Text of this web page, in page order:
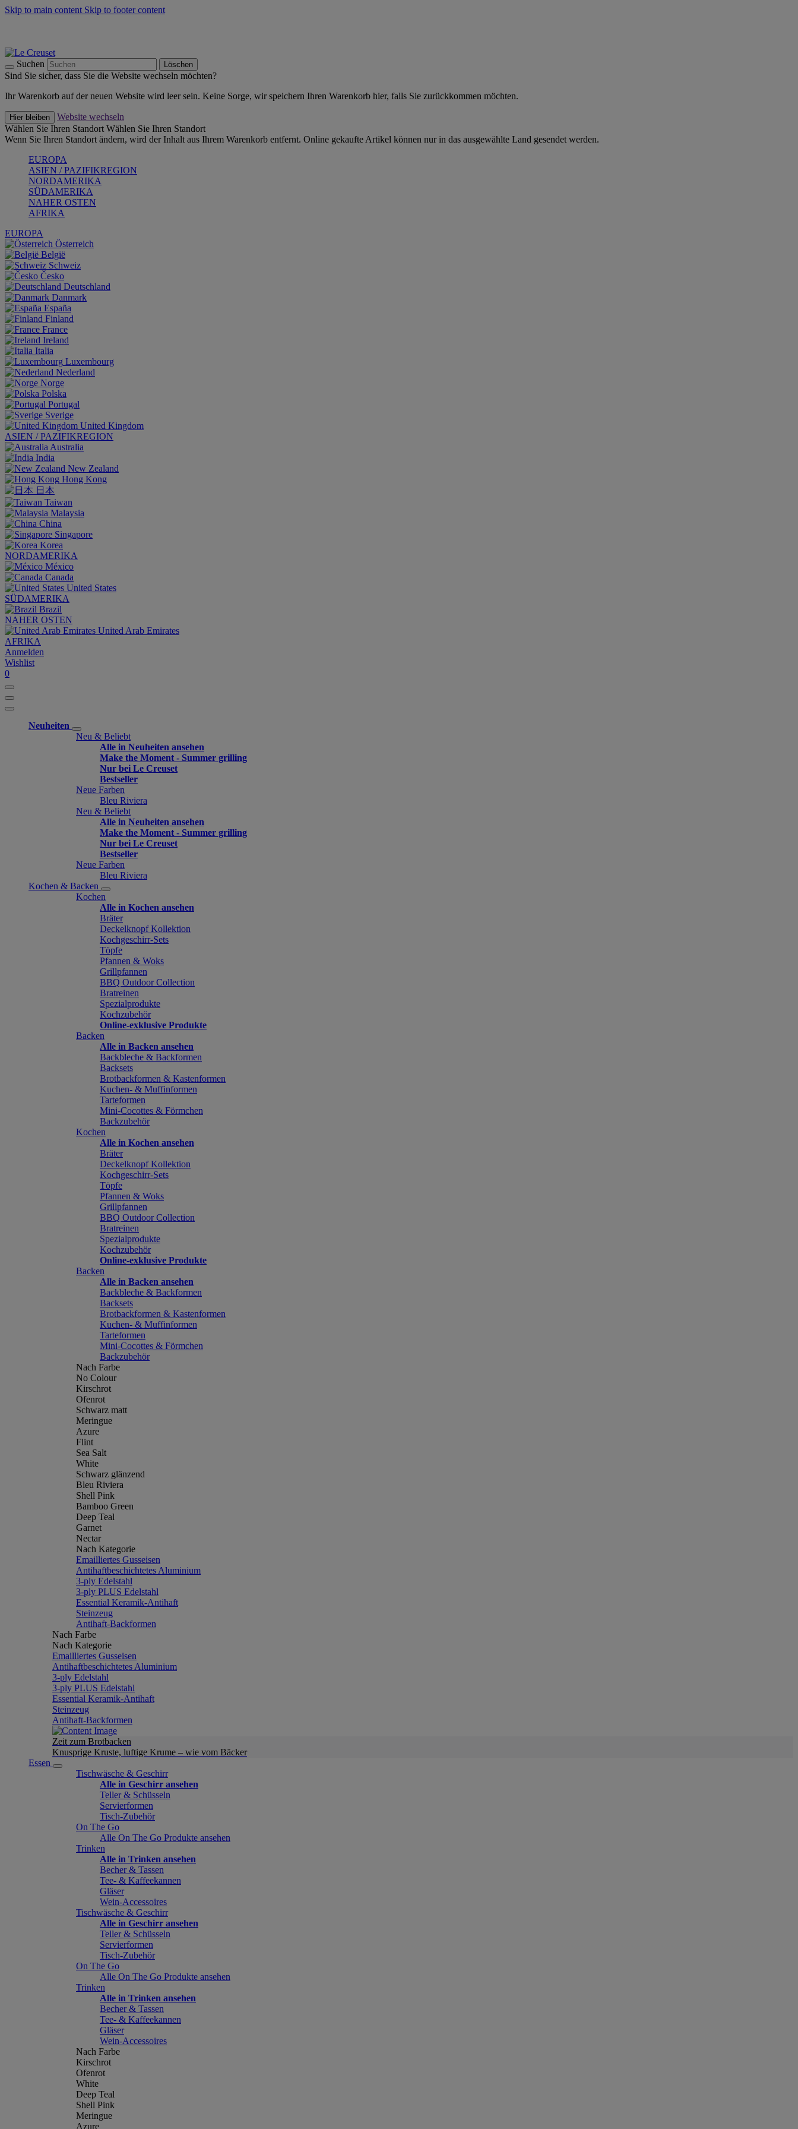
Skip to main content Skip to footer content
Suchen Löschen
Sind Sie sicher, dass Sie die Website wechseln möchten?
Ihr Warenkorb auf der neuen Website wird leer sein. Keine Sorge, wir speichern Ihren Warenkorb hier, falls Sie zurückkommen möchten.
Hier bleiben
Website wechseln
Wählen Sie Ihren Standort Wählen Sie Ihren Standort
Wenn Sie Ihren Standort ändern, wird der Inhalt aus Ihrem Warenkorb entfernt. Online gekaufte Artikel können nur in das ausgewählte Land gesendet werden.
EUROPA
ASIEN / PAZIFIKREGION
NORDAMERIKA
SÜDAMERIKA
NAHER OSTEN
AFRIKA
EUROPA
Österreich
België
Schweiz
Česko
Deutschland
Danmark
España
Finland
France
Ireland
Italia
Luxembourg
Nederland
Norge
Polska
Portugal
Sverige
United Kingdom
ASIEN / PAZIFIKREGION
Australia
India
New Zealand
Hong Kong
日本
Taiwan
Malaysia
China
Singapore
Korea
NORDAMERIKA
México
Canada
United States
SÜDAMERIKA
Brazil
NAHER OSTEN
United Arab Emirates
AFRIKA
Anmelden
Wishlist
0
Neuheiten
Neu & Beliebt
Alle in Neuheiten ansehen
Make the Moment - Summer grilling
Nur bei Le Creuset
Bestseller
Neue Farben
Bleu Riviera
Neu & Beliebt
Alle in Neuheiten ansehen
Make the Moment - Summer grilling
Nur bei Le Creuset
Bestseller
Neue Farben
Bleu Riviera
Kochen & Backen
Kochen
Alle in Kochen ansehen
Bräter
Deckelknopf Kollektion
Kochgeschirr-Sets
Töpfe
Pfannen & Woks
Grillpfannen
BBQ Outdoor Collection
Bratreinen
Spezialprodukte
Kochzubehör
Online-exklusive Produkte
Backen
Alle in Backen ansehen
Backbleche & Backformen
Backsets
Brotbackformen & Kastenformen
Kuchen- & Muffinformen
Tarteformen
Mini-Cocottes & Förmchen
Backzubehör
Kochen
Alle in Kochen ansehen
Bräter
Deckelknopf Kollektion
Kochgeschirr-Sets
Töpfe
Pfannen & Woks
Grillpfannen
BBQ Outdoor Collection
Bratreinen
Spezialprodukte
Kochzubehör
Online-exklusive Produkte
Backen
Alle in Backen ansehen
Backbleche & Backformen
Backsets
Brotbackformen & Kastenformen
Kuchen- & Muffinformen
Tarteformen
Mini-Cocottes & Förmchen
Backzubehör
Nach Farbe
No Colour
Kirschrot
Ofenrot
Schwarz matt
Meringue
Azure
Flint
Sea Salt
White
Schwarz glänzend
Bleu Riviera
Shell Pink
Bamboo Green
Deep Teal
Garnet
Nectar
Nach Kategorie
Emailliertes Gusseisen
Antihaftbeschichtetes Aluminium
3-ply Edelstahl
3-ply PLUS Edelstahl
Essential Keramik-Antihaft
Steinzeug
Antihaft-Backformen
Nach Farbe
Nach Kategorie
Emailliertes Gusseisen
Antihaftbeschichtetes Aluminium
3-ply Edelstahl
3-ply PLUS Edelstahl
Essential Keramik-Antihaft
Steinzeug
Antihaft-Backformen
Zeit zum Brotbacken
Knusprige Kruste, luftige Krume – wie vom Bäcker
Essen
Tischwäsche & Geschirr
Alle in Geschirr ansehen
Teller & Schüsseln
Servierformen
Tisch-Zubehör
On The Go
Alle On The Go Produkte ansehen
Trinken
Alle in Trinken ansehen
Becher & Tassen
Tee- & Kaffeekannen
Gläser
Wein-Accessoires
Tischwäsche & Geschirr
Alle in Geschirr ansehen
Teller & Schüsseln
Servierformen
Tisch-Zubehör
On The Go
Alle On The Go Produkte ansehen
Trinken
Alle in Trinken ansehen
Becher & Tassen
Tee- & Kaffeekannen
Gläser
Wein-Accessoires
Nach Farbe
Kirschrot
Ofenrot
White
Deep Teal
Shell Pink
Meringue
Azure